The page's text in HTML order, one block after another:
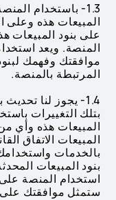
1.3- باستخدام
المبيعات هذه وعلى
على بنود المبيعات
المنصة. ويعد
موافقتك وفهمك
المرتبطة بالمنصة.
1.4- يجوز لنا
بتلك التغييرات
المبيعات هذه وأي من
المبيعات الاتفاق
بالخدمات
بنود المبيعات
استخدام المنصة على
ستمثل موافقتك على